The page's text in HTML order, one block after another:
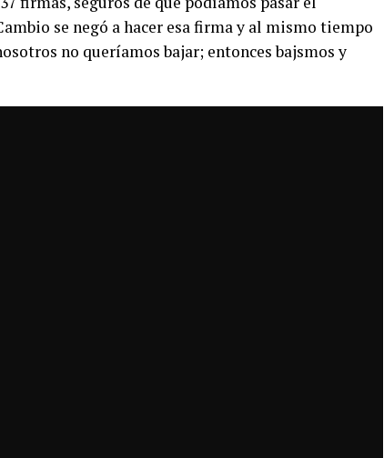
se negó a hacer esa firma y al mismo tiempo
no queríamos bajar; entonces bajsmos y